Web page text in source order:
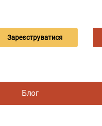
Зареєструватися
Блог